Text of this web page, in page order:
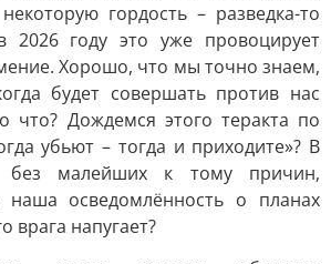
гордость – разведка-то
2026 году это уже провоцирует
Хорошо, что мы точно знаем,
будет совершать против нас
что? Дождемся этого теракта по
убьют – тогда и приходите»? В
без малейших к тому причин,
наша осведомлённость о планах
врага напугает?